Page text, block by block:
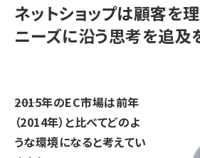
ネットショップは顧客を
ニーズに沿う思考を追及
――2015年のEC市場は前年
（2014年）と比べてどのよ
うな環境になると考えてい